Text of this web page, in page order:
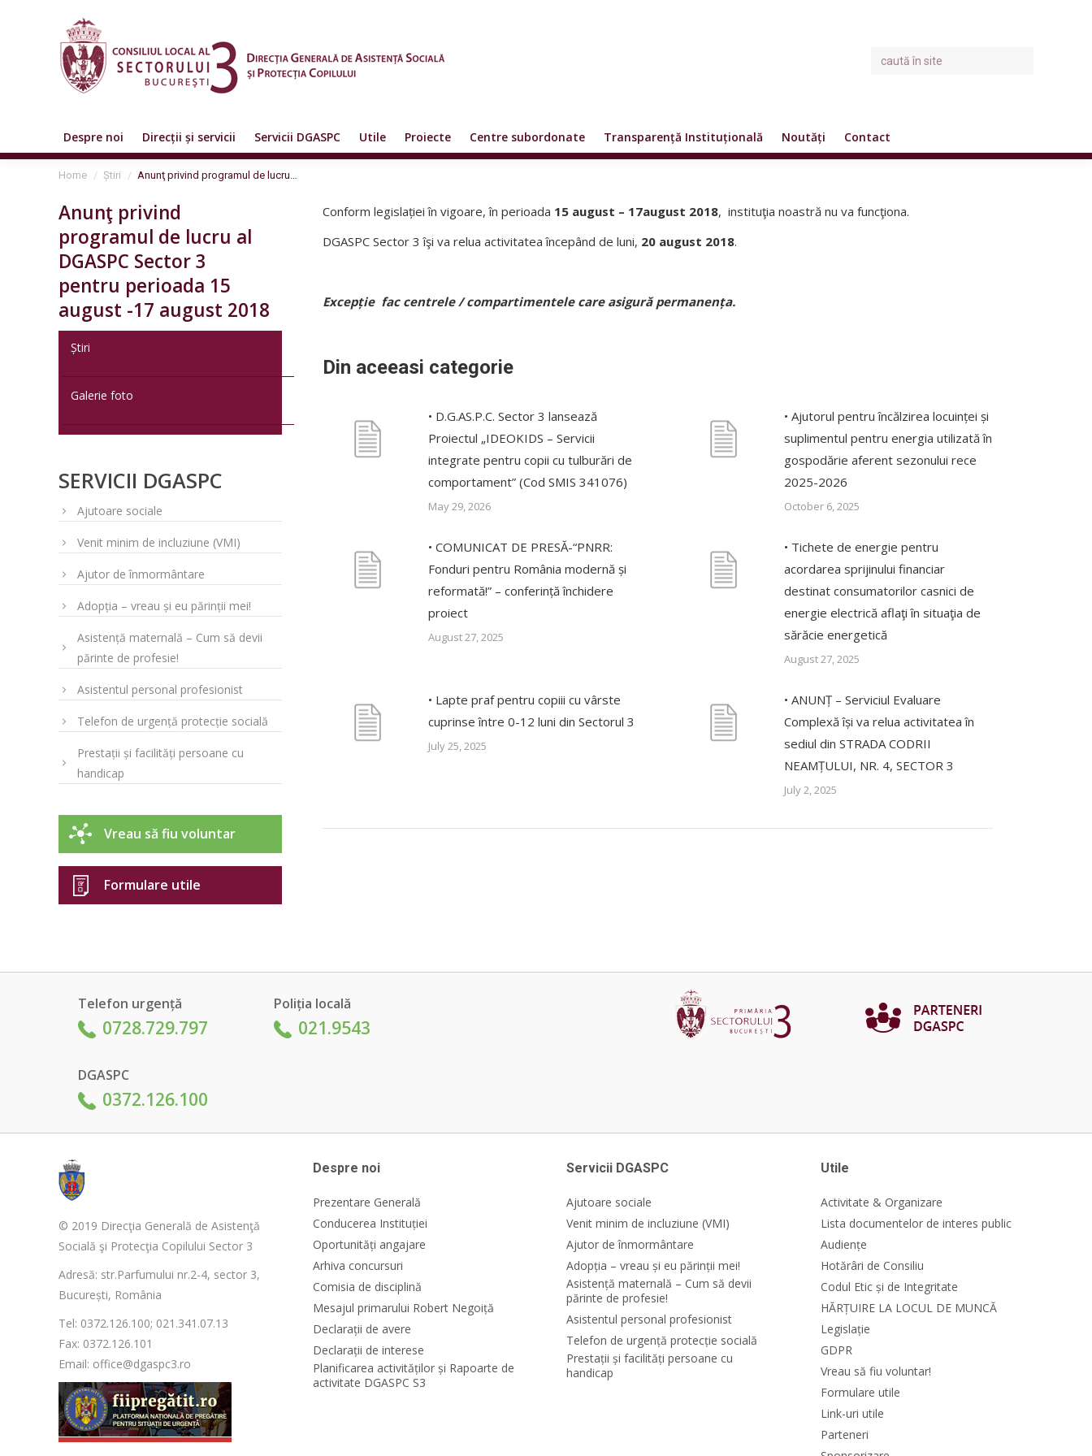
Despre noi Direcții și servicii Servicii DGASPC Utile Proiecte Centre subordonate Transparență Instituțională Noutăți Contact
You are here:
Home Știri Anunţ privind programul de lucru…
Conform legislației în vigoare, în perioada 15 august – 17august 2018, instituţia noastră nu va funcţiona.
DGASPC Sector 3 îşi va relua activitatea începând de luni, 20 august 2018.
Excepție fac centrele / compartimentele care asigură permanența.​
Din aceeasi categorie
• D.G.AS.P.C. Sector 3 lansează
Proiectul „IDEOKIDS – Servicii
integrate pentru copii cu tulburări de
comportament” (Cod SMIS 341076)
May 29, 2026
• Ajutorul pentru încălzirea locuinței și
suplimentul pentru energia utilizată în
gospodărie aferent sezonului rece
2025-2026
October 6, 2025
• COMUNICAT DE PRESĂ-“PNRR:
Fonduri pentru România modernă și
reformată!” – conferință închidere
proiect
August 27, 2025
• Tichete de energie pentru
acordarea sprijinului financiar
destinat consumatorilor casnici de
energie electrică aflaţi în situaţia de
sărăcie energetică
August 27, 2025
• Lapte praf pentru copiii cu vârste
cuprinse între 0-12 luni din Sectorul 3
July 25, 2025
• ANUNȚ – Serviciul Evaluare
Complexă își va relua activitatea în
sediul din STRADA CODRII
NEAMȚULUI, NR. 4, SECTOR 3
July 2, 2025
Anunţ privind
programul de lucru al
DGASPC Sector 3
pentru perioada 15
august -17 august 2018
Știri
Galerie foto
SERVICII DGASPC
Ajutoare sociale
Venit minim de incluziune (VMI)
Ajutor de înmormântare
Adopția – vreau și eu părinții mei!
Asistență maternală – Cum să devii
părinte de profesie!
Asistentul personal profesionist
Telefon de urgență protecție socială
Prestații și facilități persoane cu
handicap
Vreau să fiu voluntar
Formulare utile
Telefon urgență
0728.729.797
Poliția locală
021.9543
DGASPC
0372.126.100
© 2019 Direcţia Generală de Asistenţă
Socială şi Protecţia Copilului Sector 3
Adresă: str.Parfumului nr.2-4, sector 3,
București, România
Tel: 0372.126.100; 021.341.07.13
Fax: 0372.126.101
Email: office@dgaspc3.ro
Despre noi
Prezentare Generală
Conducerea Instituției
Oportunități angajare
Arhiva concursuri
Comisia de disciplină
Mesajul primarului Robert Negoiță
Declarații de avere
Declarații de interese
Planificarea activităților și Rapoarte de
activitate DGASPC S3
Servicii DGASPC
Ajutoare sociale
Venit minim de incluziune (VMI)
Ajutor de înmormântare
Adopția – vreau și eu părinții mei!
Asistență maternală – Cum să devii
părinte de profesie!
Asistentul personal profesionist
Telefon de urgență protecție socială
Prestații și facilități persoane cu
handicap
Utile
Activitate & Organizare
Lista documentelor de interes public
Audiențe
Hotărâri de Consiliu
Codul Etic și de Integritate
HĂRȚUIRE LA LOCUL DE MUNCĂ
Legislație
GDPR
Vreau să fiu voluntar!
Formulare utile
Link-uri utile
Parteneri